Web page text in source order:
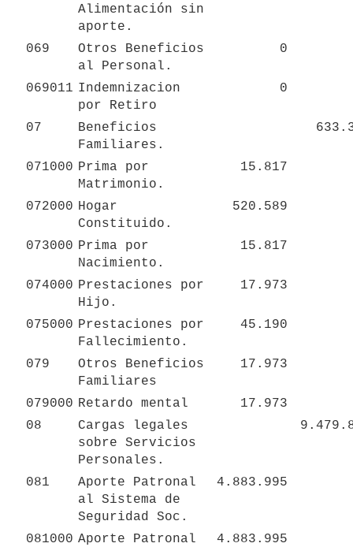
Alimentación sin
aporte.
069
Otros Beneficios
al Personal.
0
069011 Indemnizacion
por Retiro
0
07
Beneficios
Familiares.
071000 Prima por
Matrimonio.
15.817
072000 Hogar
Constituido.
520.589
073000 Prima por
Nacimiento.
15.817
074000 Prestaciones por
Hijo.
17.973
075000 Prestaciones por
Fallecimiento.
45.190
079
Otros Beneficios
Familiares
17.973
079000 Retardo mental
17.973
08
Cargas legales
sobre Servicios
Personales.
081
Aporte Patronal
al Sistema de
Seguridad Soc.
4.883.995
081000 Aporte Patronal
4.883.995